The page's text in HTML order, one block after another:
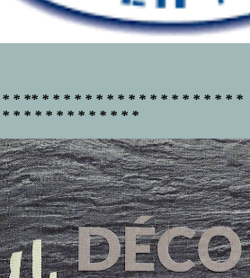
* ** * * * * * * * * * * * * * * * * * * *
* * * * * * * * * * * *